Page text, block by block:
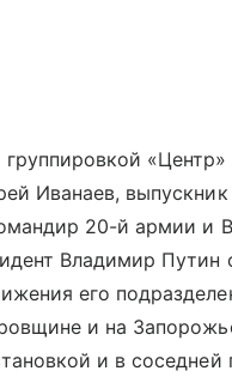
«Центр»
Иванаев,
20-й армии и
Владимир Путин
его
и на
и в соседней